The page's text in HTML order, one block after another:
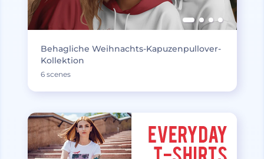
Behagliche Weihnachts-Kapuzenpullover-
Kollektion
6 scenes